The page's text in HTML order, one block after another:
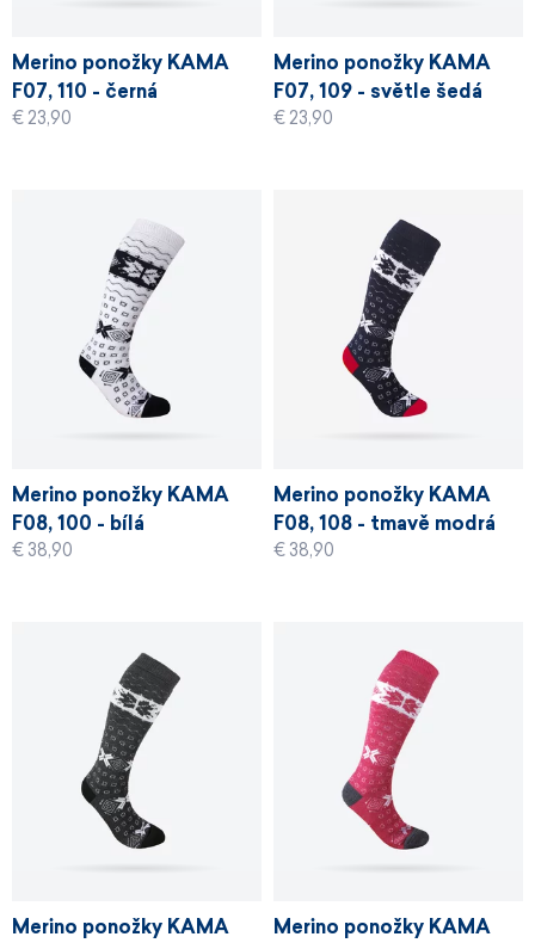
Merino ponožky KAMA
F07, 110 - černá
€ 23,90
Merino ponožky KAMA
F07, 109 - světle šedá
€ 23,90
Merino ponožky KAMA
F08, 100 - bílá
€ 38,90
Merino ponožky KAMA
F08, 108 - tmavě modrá
€ 38,90
Merino ponožky KAMA
Merino ponožky KAMA